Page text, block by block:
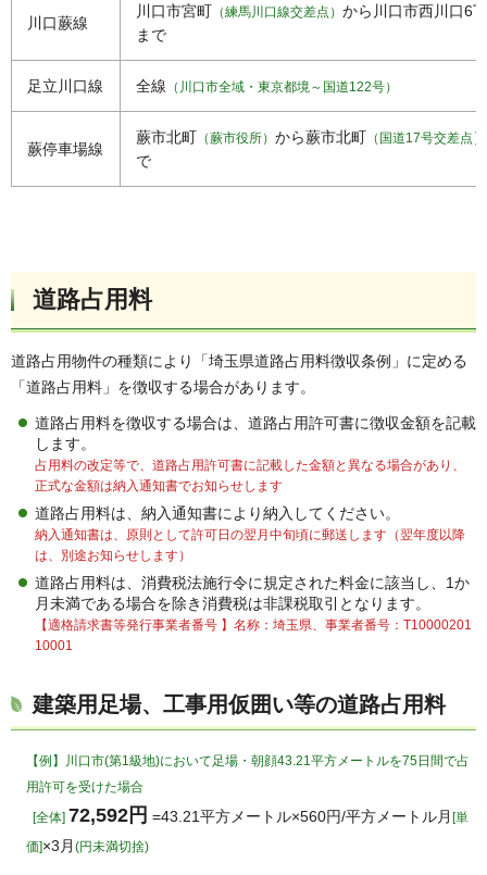
川口蕨線
川口市宮町 （練馬川口線交差点） から川口市西川口6
まで
足立川口線 全線 （川口市全域・東京都境～国道122号）
蕨停車場線
蕨市北町 （蕨市役所） から蕨市北町 （国道17号交差点
で
道路占用料
道路占用物件の種類により「埼玉県道路占用料徴収条例」に定める
「道路占用料」を徴収する場合があります。
道路占用料を徴収する場合は、道路占用許可書に徴収金額を記載
します。
占用料の改定等で、道路占用許可書に記載した金額と異なる場合があり、
正式な金額は納入通知書でお知らせします
道路占用料は、納入通知書により納入してください。
納入通知書は、原則として許可日の翌月中旬頃に郵送します（翌年度以降
は、別途お知らせします）
道路占用料は、消費税法施行令に規定された料金に該当し、1か
月未満である場合を除き消費税は非課税取引となります。
【適格請求書等発行事業者番号 】名称：埼玉県、事業者番号：T10000201
10001
建築用足場、工事用仮囲い等の道路占用料
【例】川口市(第1級地)において足場・朝顔43.21平方メートルを75日間で占
用許可を受けた場合
[全体] 72,592円 =43.21平方メートル×560円/平方メートル月 [単
価]×3月 (円未満切捨)